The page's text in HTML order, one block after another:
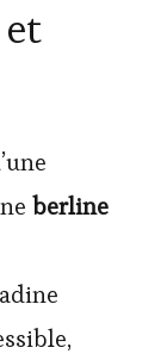
berline